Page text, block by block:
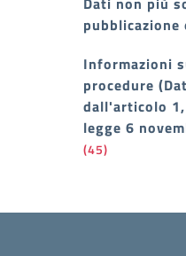
Informazioni
procedure
dall'articolo
legge 6
(45)